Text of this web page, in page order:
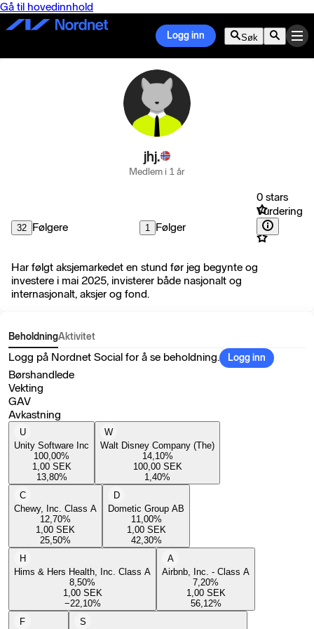
Gå til hovedinnhold
Logg inn Søk
jhj.
Medlem i 1 år
32 Følgere 1 Følger
0 stars
Vurdering
Har følgt aksjemarkedet en stund før jeg begynte og
investere i mai 2025, invisterer både nasjonalt og
internasjonalt, aksjer og fond.
BeholdningAktivitet
Logg på Nordnet Social for å se beholdning. Logg inn
Børshandlede
Vekting
GAV
Avkastning
U
Unity Software Inc
100,00%
1,00 SEK
13,80%
W
Walt Disney Company (The)
14,10%
100,00 SEK
1,40%
C
Chewy, Inc. Class A
12,70%
1,00 SEK
25,50%
D
Dometic Group AB
11,00%
1,00 SEK
42,30%
H
Hims & Hers Health, Inc. Class A
8,50%
1,00 SEK
−22,10%
A
Airbnb, Inc. - Class A
7,20%
1,00 SEK
56,12%
F
S